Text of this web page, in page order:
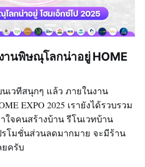
านพิษณุโลกน่าอยู่ HOME
เวทีสนุกๆ แล้ว ภายในงาน
EXPO 2025 เรายังได้รวบรวม
ใจคนสร้างบ้าน รีโนเวทบ้าน
โมชั่นส่วนลดมากมาย จะมีร้าน
ยครับ